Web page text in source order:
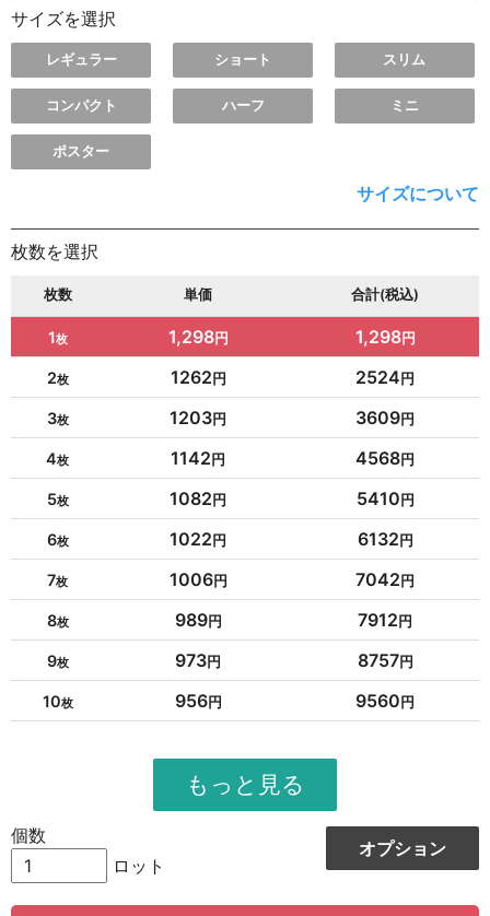
サイズを選択
レギュラー ショート スリム
コンパクト ハーフ ミニ
ポスター
サイズについて
枚数を選択
枚数 単価 合計(税込)
1 1,298 1,298
2 1262 2524
3 1203 3609
4 1142 4568
5 1082 5410
6 1022 6132
7 1006 7042
8 989 7912
9 973 8757
10 956 9560
951
12324
13216
15 942 14130
オプション
個数
ロット